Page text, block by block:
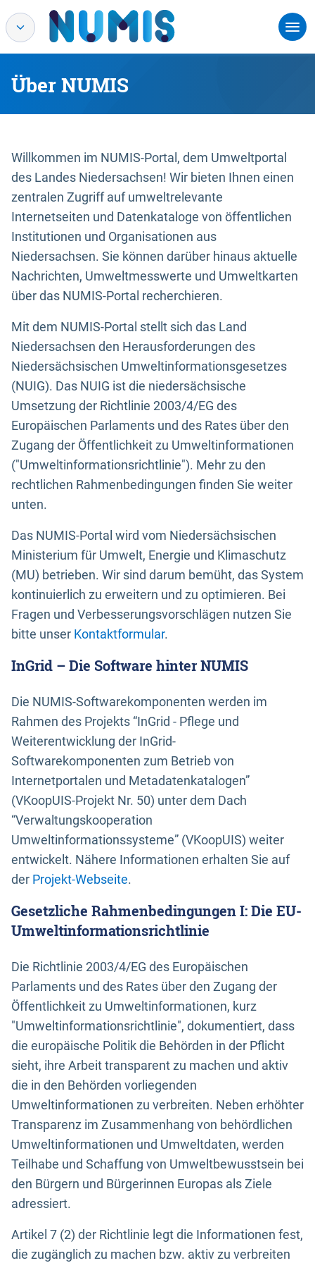
Über NUMIS
Willkommen im NUMIS-Portal, dem Umweltportal
des Landes Niedersachsen! Wir bieten Ihnen einen
zentralen Zugriff auf umweltrelevante
Internetseiten und Datenkataloge von öffentlichen
Institutionen und Organisationen aus
Niedersachsen. Sie können darüber hinaus aktuelle
Nachrichten, Umweltmesswerte und Umweltkarten
über das NUMIS-Portal recherchieren.
Mit dem NUMIS-Portal stellt sich das Land
Niedersachsen den Herausforderungen des
Niedersächsischen Umweltinformationsgesetzes
(NUIG). Das NUIG ist die niedersächsische
Umsetzung der Richtlinie 2003/4/EG des
Europäischen Parlaments und des Rates über den
Zugang der Öffentlichkeit zu Umweltinformationen
("Umweltinformationsrichtlinie"). Mehr zu den
rechtlichen Rahmenbedingungen finden Sie weiter
unten.
Das NUMIS-Portal wird vom Niedersächsischen
Ministerium für Umwelt, Energie und Klimaschutz
(MU) betrieben. Wir sind darum bemüht, das System
kontinuierlich zu erweitern und zu optimieren. Bei
Fragen und Verbesserungsvorschlägen nutzen Sie
bitte unser Kontaktformular.
InGrid – Die Software hinter NUMIS
Die NUMIS-Softwarekomponenten werden im
Rahmen des Projekts “InGrid - Pflege und
Weiterentwicklung der InGrid-
Softwarekomponenten zum Betrieb von
Internetportalen und Metadatenkatalogen”
(VKoopUIS-Projekt Nr. 50) unter dem Dach
“Verwaltungskooperation
Umweltinformationssysteme” (VKoopUIS) weiter
entwickelt. Nähere Informationen erhalten Sie auf
der Projekt-Webseite.
Gesetzliche Rahmenbedingungen I: Die EU-
Umweltinformationsrichtlinie
Die Richtlinie 2003/4/EG des Europäischen
Parlaments und des Rates über den Zugang der
Öffentlichkeit zu Umweltinformationen, kurz
"Umweltinformationsrichtlinie", dokumentiert, dass
die europäische Politik die Behörden in der Pflicht
sieht, ihre Arbeit transparent zu machen und aktiv
die in den Behörden vorliegenden
Umweltinformationen zu verbreiten. Neben erhöhter
Transparenz im Zusammenhang von behördlichen
Umweltinformationen und Umweltdaten, werden
Teilhabe und Schaffung von Umweltbewusstsein bei
den Bürgern und Bürgerinnen Europas als Ziele
adressiert.
Artikel 7 (2) der Richtlinie legt die Informationen fest,
die zugänglich zu machen bzw. aktiv zu verbreiten